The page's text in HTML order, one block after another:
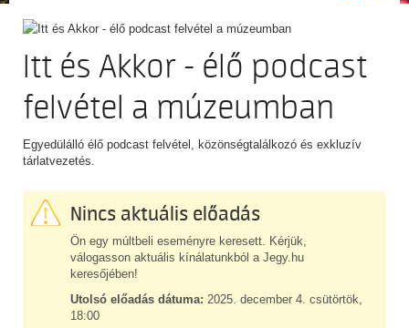
Itt és Akkor - élő podcast
felvétel a múzeumban
Egyedülálló élő podcast felvétel, közönségtalálkozó és exkluzív
tárlatvezetés.
Nincs aktuális előadás
Ön egy múltbeli eseményre keresett. Kérjük,
válogasson aktuális kínálatunkból a Jegy.hu
keresőjében!
Utolsó előadás dátuma: 2025. december 4. csütörtök,
18:00